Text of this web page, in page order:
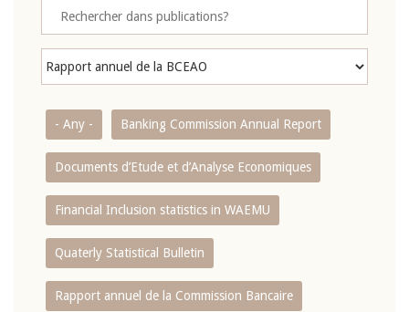
- Any - Banking Commission Annual Report
Documents d’Etude et d’Analyse Economiques
Financial Inclusion statistics in WAEMU
Quaterly Statistical Bulletin
Rapport annuel de la Commission Bancaire